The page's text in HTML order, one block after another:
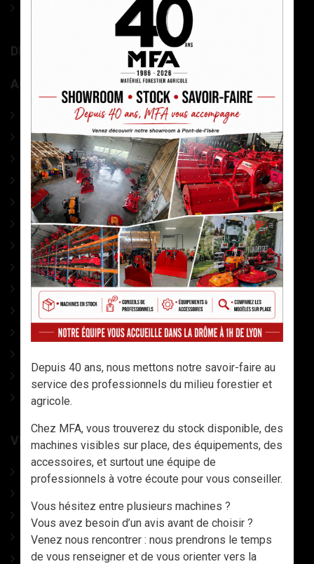
Grues de débardage forestières
DIVERS MATÉRIEL MARAÎCHAGE
ACCESSOIRES
PHARMACIE
CABLES DEBARDAGE
ACCESSOIRES DEBARDAGE
SIGNALISATION
MESURES
MARQUAGE
ELAGAGE
ACCESSOIRES Tronço
COINS A FRAPPER
CONDITIONNEMENT
ACCESSOIRES DIVERS
LAMES DE SCIES
CATALOGUE
VÊTEMENTS, CHAUSSURES ET EPI
CHAUSSURES
CASQUES DE PROTECTION
GANTS & MANCHETTES
DESTOCKAGE - LIQUIDATION VETEMENTS, PANTALONS,
Depuis 40 ans, nous mettons notre savoir-faire au
service des professionnels du milieu forestier et
agricole.
Chez MFA, vous trouverez du stock disponible, des
machines visibles sur place, des équipements, des
accessoires, et surtout une équipe de
professionnels à votre écoute pour vous conseiller.
Vous hésitez entre plusieurs machines ?
Vous avez besoin d’un avis avant de choisir ?
Venez nous rencontrer : nous prendrons le temps
de vous renseigner et de vous orienter vers la